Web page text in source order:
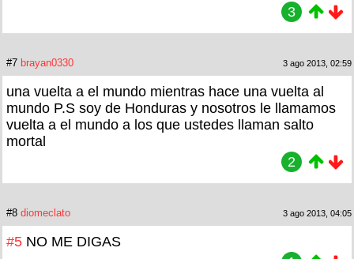
3
#7 brayan0330 3 ago 2013, 02:59
una vuelta a el mundo mientras hace una vuelta al
mundo P.S soy de Honduras y nosotros le llamamos
vuelta a el mundo a los que ustedes llaman salto
mortal
2
#8 diomeclato 3 ago 2013, 04:05
#5 NO ME DIGAS